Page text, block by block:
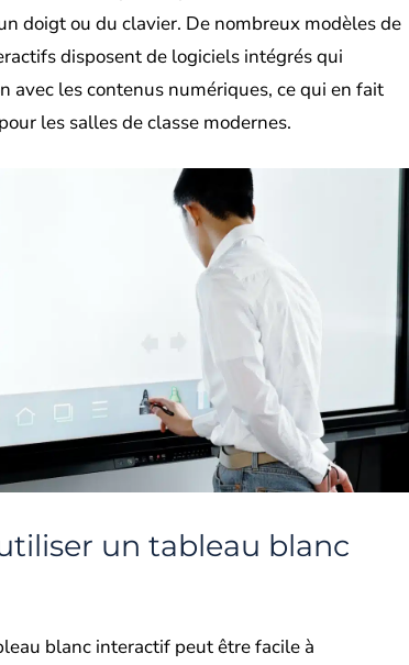
doigt ou du clavier. De nombreux modèles de
disposent de logiciels intégrés qui
avec les contenus numériques, ce qui en fait
les salles de classe modernes.
un tableau blanc
blanc interactif peut être facile à